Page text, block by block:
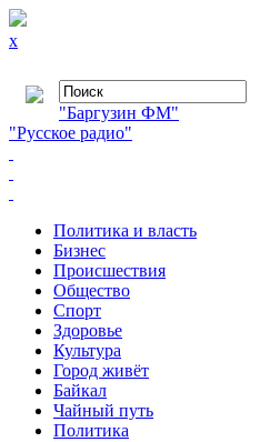
x
"Баргузин ФМ"
"Русское радио"
Политика и власть
Бизнес
Происшествия
Общество
Cпорт
Здоровье
Культура
Город живёт
Байкал
Чайный путь
Политика